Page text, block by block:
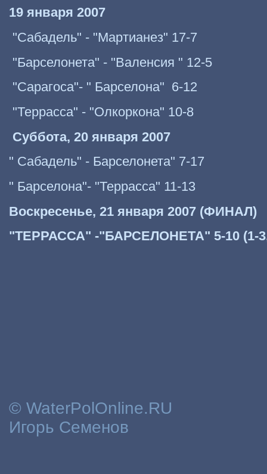
19 января 2007
"Сабадель" - "Мартианез" 17-7
"Барселонета" - "Валенсия " 12-5
"Сарагоса"- " Барселона" 6-12
"Террасса" - "Олкоркона" 10-8
Суббота, 20 января 2007
" Сабадель" - Барселонета" 7-17
" Барселона"- "Террасса" 11-13
Воскресенье, 21 января 2007 (ФИНАЛ)
"ТЕРРАССА" -"БАРСЕЛОНЕТА" 5-10 (1-3,
© WaterPolOnline.RU
Игорь Семенов